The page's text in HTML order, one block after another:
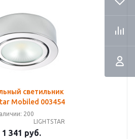
светильник
Mobiled 003454
200
LIGHTSTAR
1 341 руб.